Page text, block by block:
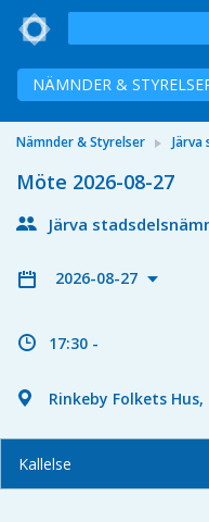
NÄMNDER &
Nämnder & Styrelser Järva
Möte 2026-08-27
Järva
2026-08-27
17:30 -
Rinkeby Folkets
Kallelse